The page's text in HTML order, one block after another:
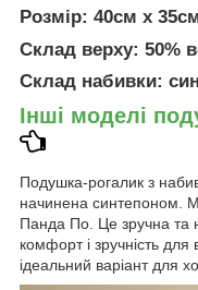
Розмір: 40см х
Склад верху: 50%
Склад набивки:
Інші моделі
Подушка-рогалик з
начинена синтепоном.
Панда По. Це зручна та
комфорт і зручність
ідеальний варіант для